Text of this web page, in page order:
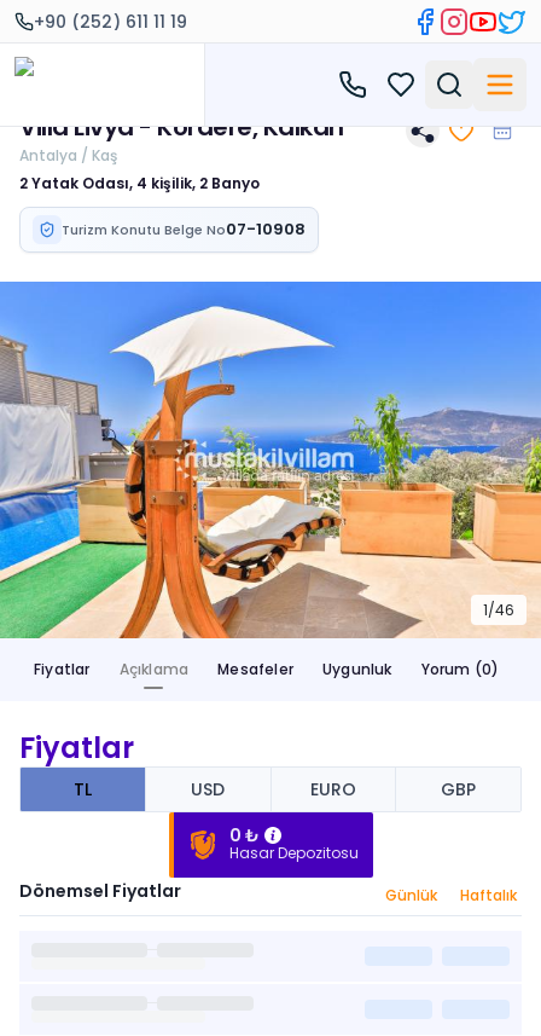
+90 (252) 611 11 19
Villa Livya - Kördere, Kalkan
Antalya / Kaş
2 Yatak Odası, 4 kişilik, 2 Banyo
Turizm Konutu Belge No07-10908
1/46
Fiyatlar Açıklama Mesafeler Uygunluk Yorum (0)
Fiyatlar
TL USD EURO
GBP
0 ₺
Hasar Depozitosu
Dönemsel Fiyatlar Günlük Haftalık